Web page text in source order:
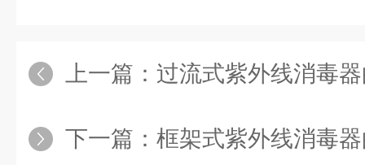
上一篇： 过流式紫外线消毒器
下一篇： 框架式紫外线消毒器